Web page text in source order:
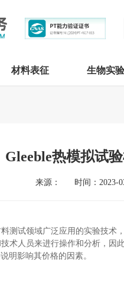
材料表征 生物实验
Gleeble热模拟试
来源： 时间：2023-
测试领域广泛应用的实验技术
术人员来进行操作和分析，因
明影响其价格的因素。